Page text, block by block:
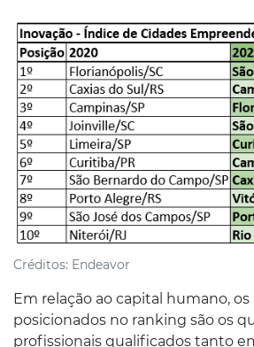
Créditos: Endeavor
Em relação ao capital humano,
posicionados no ranking são os
profissionais qualificados tanto